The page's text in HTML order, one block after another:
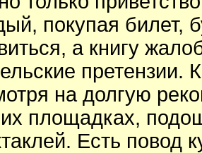
покупая билет,
а книгу
претензии.
на долгую
площадках,
Есть повод